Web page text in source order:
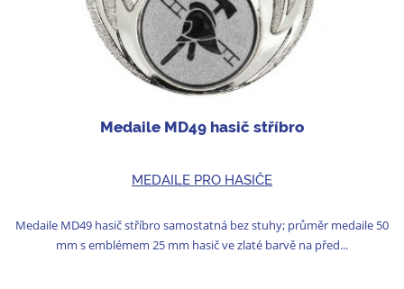
Medaile MD49 hasič stříbro
MEDAILE PRO HASIČE
Medaile MD49 hasič stříbro samostatná bez stuhy; průměr medaile 50
mm s emblémem 25 mm hasič ve zlaté barvě na před...